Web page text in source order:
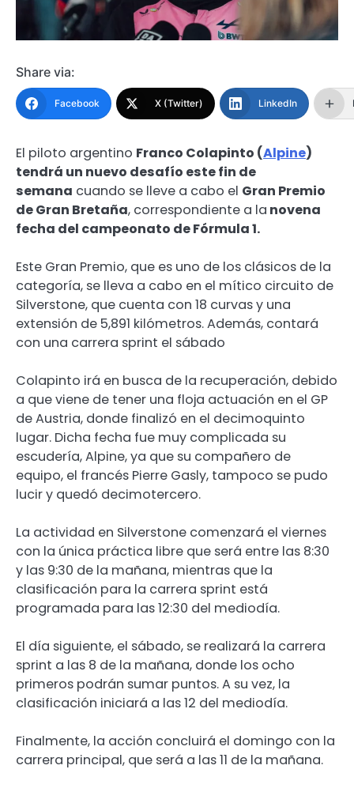
Share via:
Facebook X (Twitter) LinkedIn
El piloto argentino Franco Colapinto (Alpine)
tendrá un nuevo desafío este fin de
semana cuando se lleve a cabo el Gran Premio
de Gran Bretaña, correspondiente a la novena
fecha del campeonato de Fórmula 1.
Este Gran Premio, que es uno de los clásicos de la
categoría, se lleva a cabo en el mítico circuito de
Silverstone, que cuenta con 18 curvas y una
extensión de 5,891 kilómetros. Además, contará
con una carrera sprint el sábado
Colapinto irá en busca de la recuperación, debido
a que viene de tener una floja actuación en el GP
de Austria, donde finalizó en el decimoquinto
lugar. Dicha fecha fue muy complicada su
escudería, Alpine, ya que su compañero de
equipo, el francés Pierre Gasly, tampoco se pudo
lucir y quedó decimotercero.
La actividad en Silverstone comenzará el viernes
con la única práctica libre que será entre las 8:30
y las 9:30 de la mañana, mientras que la
clasificación para la carrera sprint está
programada para las 12:30 del mediodía.
El día siguiente, el sábado, se realizará la carrera
sprint a las 8 de la mañana, donde los ocho
primeros podrán sumar puntos. A su vez, la
clasificación iniciará a las 12 del mediodía.
Finalmente, la acción concluirá el domingo con la
carrera principal, que será a las 11 de la mañana.